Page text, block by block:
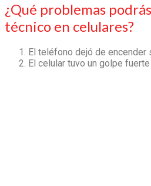
¿Qué problemas
técnico en celulares?
El teléfono dejó de encender
El celular tuvo un golpe